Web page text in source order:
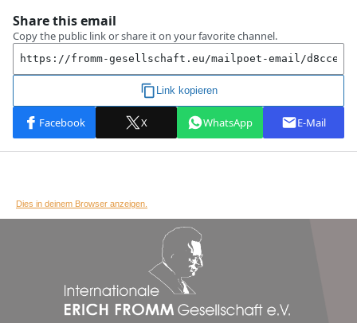
Dies in deinem Browser anzeigen.